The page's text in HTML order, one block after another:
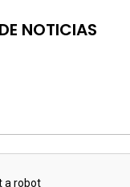
NOTICIAS